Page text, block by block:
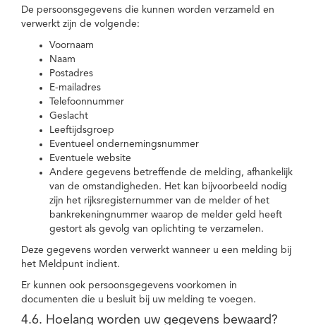
De persoonsgegevens die kunnen worden verzameld en
verwerkt zijn de volgende:
Voornaam
Naam
Postadres
E-mailadres
Telefoonnummer
Geslacht
Leeftijdsgroep
Eventueel ondernemingsnummer
Eventuele website
Andere gegevens betreffende de melding, afhankelijk
van de omstandigheden. Het kan bijvoorbeeld nodig
zijn het rijksregisternummer van de melder of het
bankrekeningnummer waarop de melder geld heeft
gestort als gevolg van oplichting te verzamelen.
Deze gegevens worden verwerkt wanneer u een melding bij
het Meldpunt indient.
Er kunnen ook persoonsgegevens voorkomen in
documenten die u besluit bij uw melding te voegen.
4.6. Hoelang worden uw gegevens bewaard?